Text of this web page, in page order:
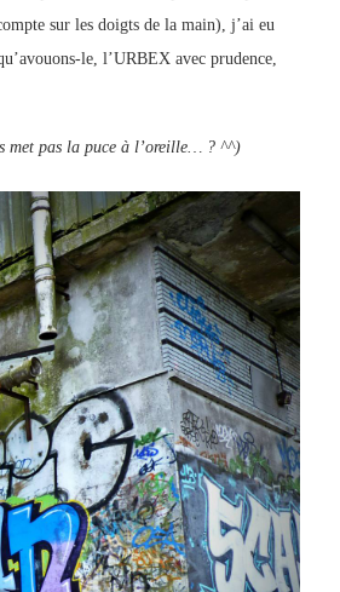
sur les doigts de la main), j’ai eu
le, l’URBEX avec prudence,
met pas la puce à l’oreille… ? ^^)